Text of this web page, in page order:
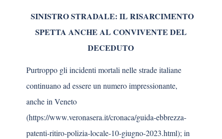
SINISTRO STRADALE: IL RISARCIMENTO
SPETTA ANCHE AL CONVIVENTE DEL
DECEDUTO
Purtroppo gli incidenti mortali nelle strade italiane
continuano ad essere un numero impressionante,
anche in Veneto
(https://www.veronasera.it/cronaca/guida-ebbrezza-
patenti-ritiro-polizia-locale-10-giugno-2023.html); in